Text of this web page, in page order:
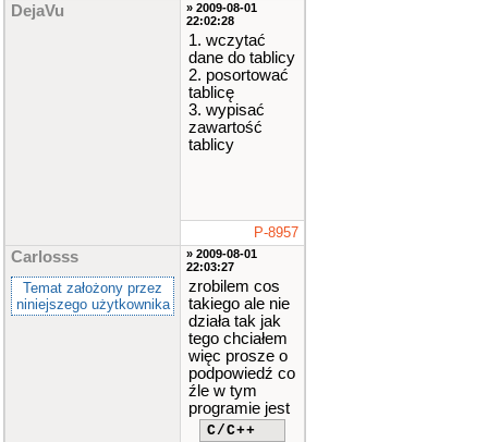
DejaVu
» 2009-08-01
22:02:28
1. wczytać
dane do tablicy
2. posortować
tablicę
3. wypisać
zawartość
tablicy
P-8957
Carlosss
Temat założony przez
niniejszego użytkownika
» 2009-08-01
22:03:27
zrobilem cos
takiego ale nie
działa tak jak
tego chciałem
więc prosze o
podpowiedź co
źle w tym
programie jest
C/C++